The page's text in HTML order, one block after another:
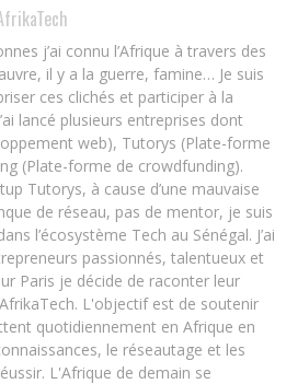
j’ai connu l’Afrique à travers des
il y a la guerre, famine… Je suis
ces clichés et participer à la
lancé plusieurs entreprises dont
web), Tutorys (Plate-forme
(Plate-forme de crowdfunding).
Tutorys, à cause d’une mauvaise
de réseau, pas de mentor, je suis
l’écosystème Tech au Sénégal. J’ai
passionnés, talentueux et
Paris je décide de raconter leur
L'objectif est de soutenir
quotidiennement en Afrique en
le réseautage et les
L'Afrique de demain se